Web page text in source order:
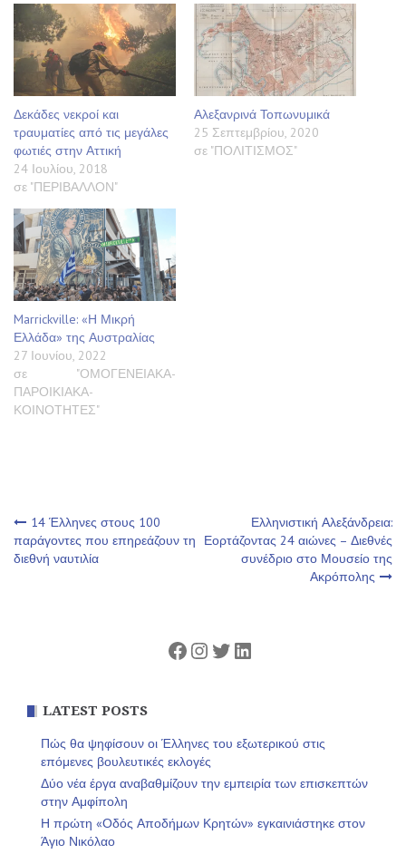
Δεκάδες νεκροί και
τραυματίες από τις μεγάλες
φωτιές στην Αττική
24 Ιουλίου, 2018
σε "ΠΕΡΙΒΑΛΛΟΝ"
Αλεξανρινά Τοπωνυμικά
25 Σεπτεμβρίου, 2020
σε "ΠΟΛΙΤΙΣΜΟΣ"
Marrickville: «Η Μικρή
Ελλάδα» της Αυστραλίας
27 Ιουνίου, 2022
σε "ΟΜΟΓΕΝΕΙΑΚΑ-
ΠΑΡΟΙΚΙΑΚΑ-
ΚΟΙΝΟΤΗΤΕΣ"
Πλοήγηση
άρθρων
14 Έλληνες στους 100
παράγοντες που επηρεάζουν τη
διεθνή ναυτιλία
Ελληνιστική Αλεξάνδρεια:
Εορτάζοντας 24 αιώνες – Διεθνές
συνέδριο στο Μουσείο της
Ακρόπολης
Facebook
Instagram
Twitter
Linkedin
LATEST POSTS
Πώς θα ψηφίσουν οι Έλληνες του εξωτερικού στις
επόμενες βουλευτικές εκλογές
Δύο νέα έργα αναβαθμίζουν την εμπειρία των επισκεπτών
στην Αμφίπολη
Η πρώτη «Οδός Αποδήμων Κρητών» εγκαινιάστηκε στον
Άγιο Νικόλαο